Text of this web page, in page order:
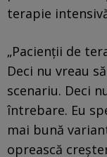
terapie
„Pacienţii de
Deci nu vreau
scenariu. Deci
întrebare. Eu
mai bună
oprească